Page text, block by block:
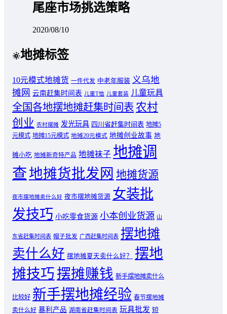
尾座市场挑选策略
2020/08/10
地摊标签
10元模式地摊货 一件代发 中老年服装 义乌地
摊网 云南赶集时间表 儿童T恤 儿童套装 儿童玩具
全国各地摆地摊赶集时间表 农村
创业 农村摆摊 发光玩具 四川省赶集时间表 地摊5
元模式 地摊15元模式 地摊20元模式 地摊创业故事 地
摊小吃 地摊新奇特产品 地摊袜子 地摊调
查地摊货批发网 地摊货源
夜市摆地摊卖什么好 夜市摆地摊货源 女装批
发技巧 小吃零食货源 小本创业货源 山
东省赶集时间表 帽子批发 广西赶集时间表 摆地摊
卖什么好 摆地摊夏天卖什么好？
摆地
摊技巧摆摊赚钱 新手摆地摊卖什么
比较好 新手摆地摊经验 春节摆地摊
卖什么好 暴利产品 湖南省赶集时间表 玩具批发 短